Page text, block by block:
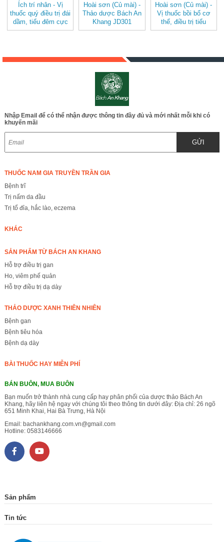
Ích trí nhân - Vị
thuốc quý điều trị đái
dầm, tiểu đêm cực
hay JD304
Hoài sơn (Củ mài) -
Thảo dược Bách An
Khang JD301
hoaison
Hoài sơn (Củ mài) -
Vị thuốc bồi bổ cơ
thể, điều trị tiểu
đường JD301
Nhập Email để có thể nhận được thông tin đầy đủ và mới nhất mỗi khi có
khuyến mãi
GỬI
THUỐC NAM GIA TRUYỀN TRẦN GIA
Bệnh trĩ
Trị nấm da đầu
Trị tổ đỉa, hắc lào, eczema
KHÁC
SẢN PHẨM TỪ BÁCH AN KHANG
Hỗ trợ điều trị gan
Ho, viêm phế quản
Hỗ trợ điều trị dạ dày
THẢO DƯỢC XANH THIÊN NHIÊN
Bệnh gan
Bệnh tiêu hóa
Bệnh dạ dày
BÀI THUỐC HAY MIỄN PHÍ
BÁN BUÔN, MUA BUÔN
Bạn muốn trở thành nhà cung cấp hay phân phối của dược thảo Bách An
Khang, hãy liên hệ ngay với chúng tôi theo thông tin dưới đây: Địa chỉ: 26 ngõ
651 Minh Khai, Hai Bà Trưng, Hà Nội
Email: bachankhang.com.vn@gmail.com
Hotline: 0583146666
Sản phẩm
Tin tức